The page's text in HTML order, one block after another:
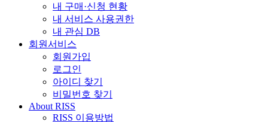
내 구매·신청 현황
내 서비스 사용권한
내 관심 DB
회원서비스
회원가입
로그인
아이디 찾기
비밀번호 찾기
About RISS
RISS 이용방법